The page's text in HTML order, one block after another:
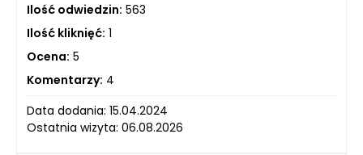
Ilość odwiedzin: 563
Ilość kliknięć: 1
Ocena: 5
Komentarzy: 4
Data dodania: 15.04.2024
Ostatnia wizyta: 06.08.2026